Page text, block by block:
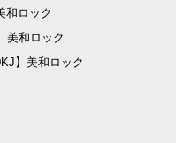
和ロック
美和ロック
】美和ロック